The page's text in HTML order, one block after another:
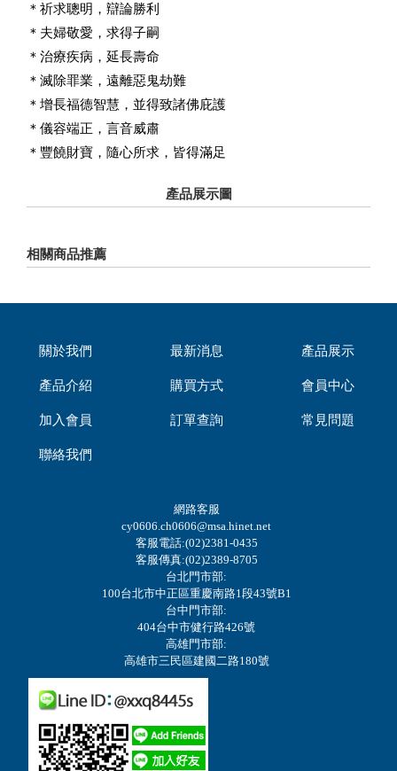
＊祈求聰明，辯論勝利
＊夫婦敬愛，求得子嗣
＊治療疾病，延長壽命
＊滅除罪業，遠離惡鬼劫難
＊增長福德智慧，並得致諸佛庇護
＊儀容端正，言音威肅
＊豐饒財寶，隨心所求，皆得滿足
產品展示圖
相關商品推薦
關於我們 最新消息 產品展示
產品介紹 購買方式 會員中心
加入會員 訂單查詢 常見問題
聯絡我們
網路客服
cy0606.ch0606@msa.hinet.net
客服電話:(02)2381-0435
客服傳真:(02)2389-8705
台北門市部:
100台北市中正區重慶南路1段43號B1
台中門市部:
404台中市健行路426號
高雄門市部:
高雄市三民區建國二路180號